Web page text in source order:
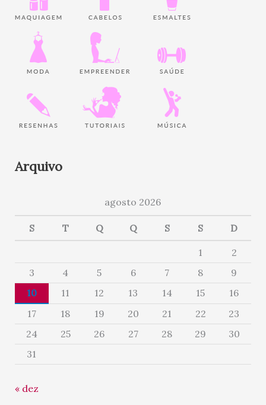
Arquivo
agosto 2026
S T Q Q S S D
1
2
3
4 5 6 7 8
9
10
11 12 13 14 15
16
17
18 19 20 21 22
23
24
25 26 27 28 29
30
31
« dez